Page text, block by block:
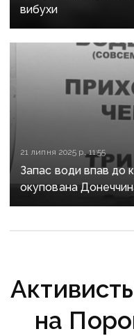
вибухи
21 липня 2025 р., 11:55
Запас води впав до
окупована
графік
на